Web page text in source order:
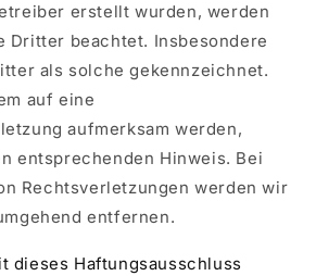
erstellt wurden, werden
Dritter beachtet. Insbesondere
als solche gekennzeichnet.
auf eine
aufmerksam werden,
entsprechenden Hinweis. Bei
Rechtsverletzungen werden wir
entfernen.
dieses Haftungsausschluss